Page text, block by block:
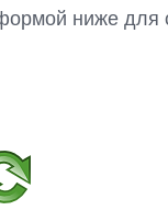
ниже для